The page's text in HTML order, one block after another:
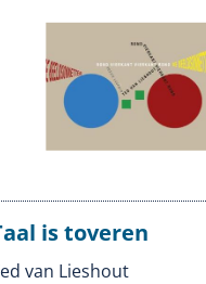
is toveren
van Lieshout